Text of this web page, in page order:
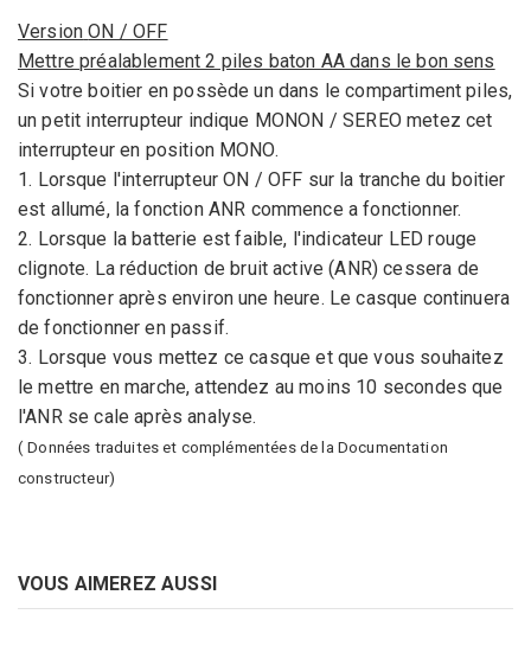
Version ON / OFF
Mettre préalablement 2 piles baton AA dans le bon sens
Si votre boitier en possède un dans le compartiment piles,
un petit interrupteur indique MONON / SEREO metez cet
interrupteur en position MONO.
1. Lorsque l'interrupteur ON / OFF sur la tranche du boitier
est allumé, la fonction ANR commence a fonctionner.
2. Lorsque la batterie est faible, l'indicateur LED rouge
clignote. La réduction de bruit active (ANR) cessera de
fonctionner après environ une heure. Le casque continuera
de fonctionner en passif.
3. Lorsque vous mettez ce casque et que vous souhaitez
lemettre en marche, attendez au moins 10 secondes que
l'ANR se cale après analyse.
( Données traduites et complémentées de la Documentation
constructeur)
VOUS AIMEREZ AUSSI